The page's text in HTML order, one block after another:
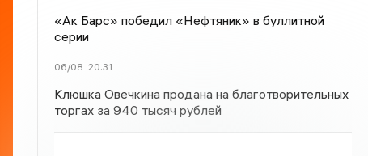
«Ак Барс» победил «Нефтяник» в буллитной
серии
06/08 20:31
Клюшка Овечкина продана на благотворительных
торгах за 940 тысяч рублей